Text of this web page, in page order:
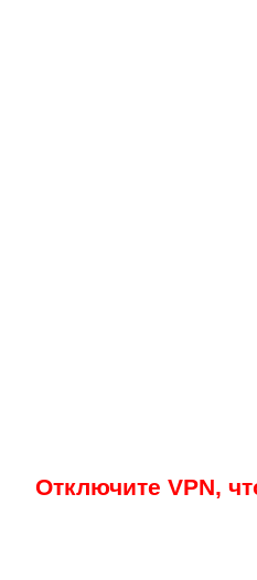
Отключите VPN,